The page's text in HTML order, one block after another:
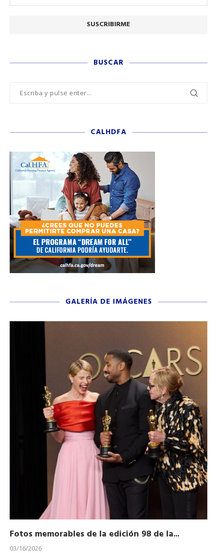
BUSCAR
CALHDFA
GALERÍA DE IMÁGENES
Fotos memorables de la edición 98 de la...
03/16/2026